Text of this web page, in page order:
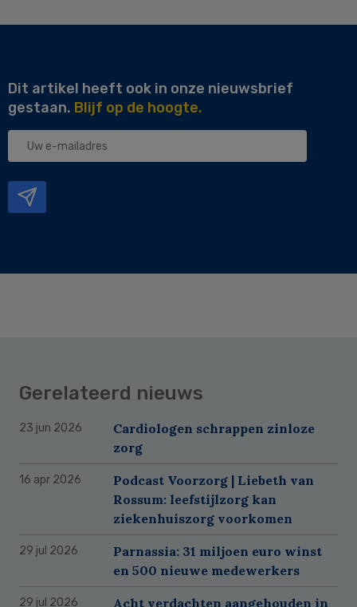
Dit artikel heeft ook in onze nieuwsbrief
gestaan. Blijf op de hoogte.
Uw
Gerelateerd nieuws
23 jun 2026
Cardiologen schrappen zinloze
zorg
16 apr 2026
Podcast Voorzorg | Liebeth van
Rossum: leefstijlzorg kan
ziekenhuiszorg voorkomen
29 jul 2026
Parnassia: 31 miljoen euro winst
en 500 nieuwe medewerkers
29 jul 2026
Acht verdachten aangehouden in